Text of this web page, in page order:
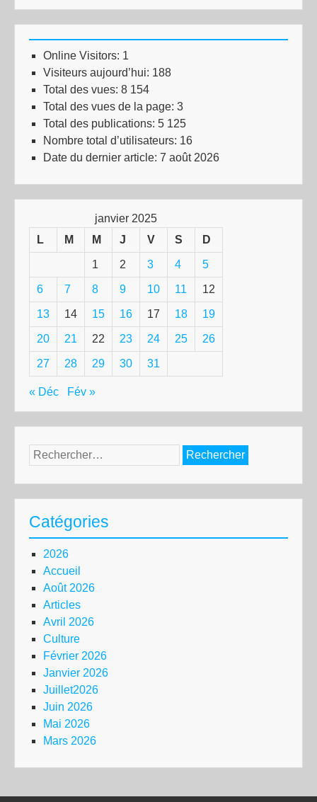
Online Visitors: 1
Visiteurs aujourd’hui: 188
Total des vues: 8 154
Total des vues de la page: 3
Total des publications: 5 125
Nombre total d’utilisateurs: 16
Date du dernier article: 7 août 2026
janvier 2025
L
M M J V S D
1 2 3 4 5
6 7 8 9 10 11 12
13 14 15 16 17 18 19
20 21 22 23 24 25 26
27 28 29 30 31
« Déc Fév »
Rechercher :
Catégories
2026
Accueil
Août 2026
Articles
Avril 2026
Culture
Février 2026
Janvier 2026
Juillet2026
Juin 2026
Mai 2026
Mars 2026